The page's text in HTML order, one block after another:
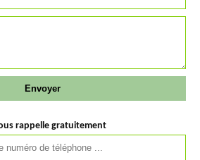
rappelle gratuitement